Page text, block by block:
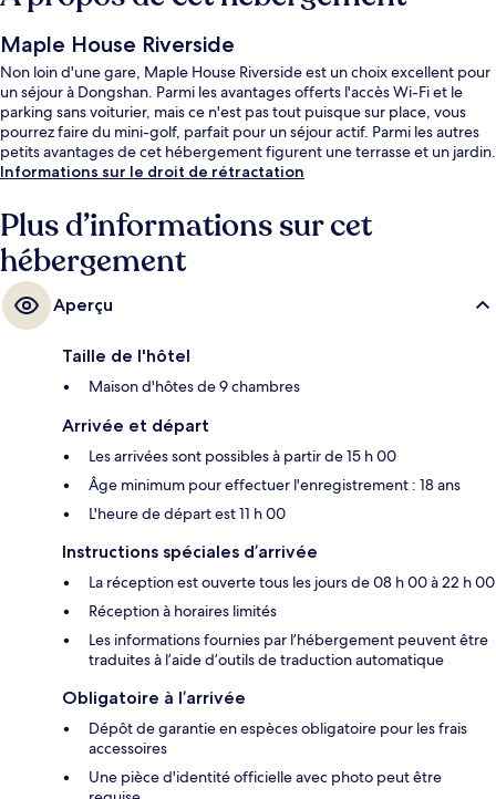
Maple House Riverside
Non loin d'une gare, Maple House Riverside est un choix excellent pour
un séjour à Dongshan. Parmi les avantages offerts l'accès Wi-Fi et le
parking sans voiturier, mais ce n'est pas tout puisque sur place, vous
pourrez faire du mini-golf, parfait pour un séjour actif. Parmi les autres
petits avantages de cet hébergement figurent une terrasse et un jardin.
Informations sur le droit de rétractation
Plus d’informations sur cet
hébergement
Aperçu
Taille de l'hôtel
Maison d'hôtes de 9 chambres
Arrivée et départ
Les arrivées sont possibles à partir de 15 h 00
Âge minimum pour effectuer l'enregistrement : 18 ans
L'heure de départ est 11 h 00
Instructions spéciales d’arrivée
La réception est ouverte tous les jours de 08 h 00 à 22 h 00
Réception à horaires limités
Les informations fournies par l’hébergement peuvent être
traduites à l’aide d’outils de traduction automatique
Obligatoire à l’arrivée
Dépôt de garantie en espèces obligatoire pour les frais
accessoires
Une pièce d'identité officielle avec photo peut être